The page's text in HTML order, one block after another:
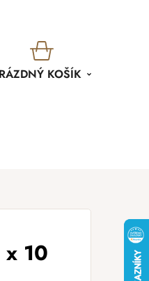
KOŠÍK
KOŠÍK
10